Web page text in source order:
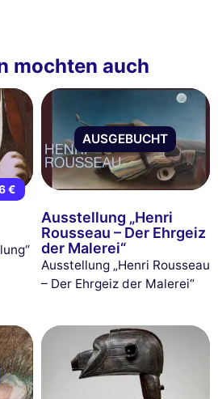
mochten auch
€
AUSGEBUCHT
Ausstellung „Henri
Rousseau – Der Ehrgeiz
der Malerei“
Ausstellung „Henri Rousseau
– Der Ehrgeiz der Malerei“